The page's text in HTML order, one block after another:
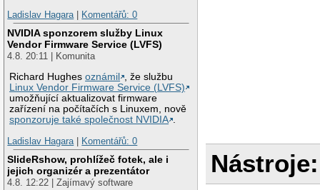
Ladislav Hagara | Komentářů: 0
NVIDIA sponzorem služby Linux
Vendor Firmware Service (LVFS)
4.8. 20:11 | Komunita
Richard Hughesoznámil
, že službu
Linux Vendor Firmware Service (LVFS)
umožňující aktualizovat firmware
zařízení na počítačích s Linuxem, nově
sponzoruje také společnost NVIDIA .
Ladislav Hagara | Komentářů: 0
SlideRshow, prohlížeč fotek, ale i
jejich organizér a prezentátor
4.8. 12:22 | Zajímavý software
Nástroje: